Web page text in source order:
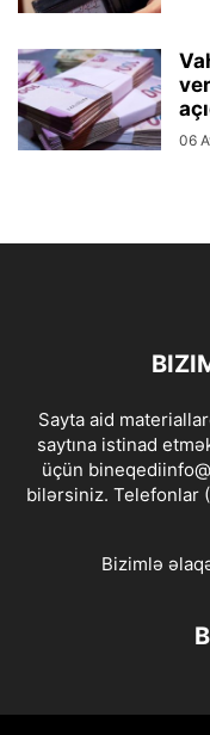
06
Sayta aid
saytına istinad
üçün
bilərsiniz. Telefonlar
Bizimlə